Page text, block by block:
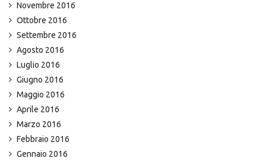
Novembre 2016
Ottobre 2016
Settembre 2016
Agosto 2016
Luglio 2016
Giugno 2016
Maggio 2016
Aprile 2016
Marzo 2016
Febbraio 2016
Gennaio 2016